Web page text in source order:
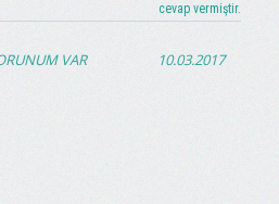
cevap vermiştir.
VAR 10.03.2017